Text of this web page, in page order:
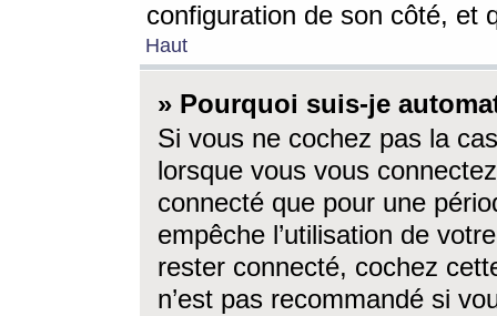
configuration de son côté, et
Haut
» Pourquoi suis-je
Si vous ne cochez pas la
lorsque vous vous
connecté que pour une
empêche l’utilisation de
rester connecté, cochez
n’est pas recommandé si